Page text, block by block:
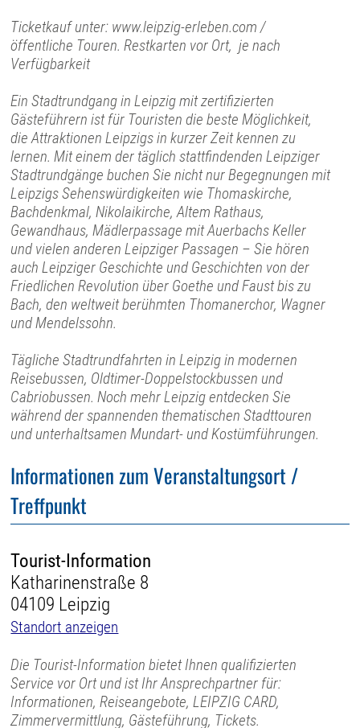
Ticketkauf unter: www.leipzig-erleben.com /
öffentliche Touren. Restkarten vor Ort, je nach
Verfügbarkeit
Ein Stadtrundgang in Leipzig mit zertifizierten
Gästeführern ist für Touristen die beste Möglichkeit,
die Attraktionen Leipzigs in kurzer Zeit kennen zu
lernen. Mit einem der täglich stattfindenden Leipziger
Stadtrundgänge buchen Sie nicht nur Begegnungen mit
Leipzigs Sehenswürdigkeiten wie Thomaskirche,
Bachdenkmal, Nikolaikirche, Altem Rathaus,
Gewandhaus, Mädlerpassage mit Auerbachs Keller
und vielen anderen Leipziger Passagen – Sie hören
auch Leipziger Geschichte und Geschichten von der
Friedlichen Revolution über Goethe und Faust bis zu
Bach, den weltweit berühmten Thomanerchor, Wagner
und Mendelssohn.
Tägliche Stadtrundfahrten in Leipzig in modernen
Reisebussen, Oldtimer-Doppelstockbussen und
Cabriobussen. Noch mehr Leipzig entdecken Sie
während der spannenden thematischen Stadttouren
und unterhaltsamen Mundart- und Kostümführungen.
Informationen zum Veranstaltungsort /
Treffpunkt
Tourist-Information
Katharinenstraße 8
04109 Leipzig
Standort anzeigen
Die Tourist-Information bietet Ihnen qualifizierten
Service vor Ort und ist Ihr Ansprechpartner für:
Informationen, Reiseangebote, LEIPZIG CARD,
Zimmervermittlung, Gästeführung, Tickets.